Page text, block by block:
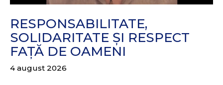
RESPONSABILITATE,
SOLIDARITATE ȘI RESPECT
FAȚĂ DE OAMENI
4 august 2026